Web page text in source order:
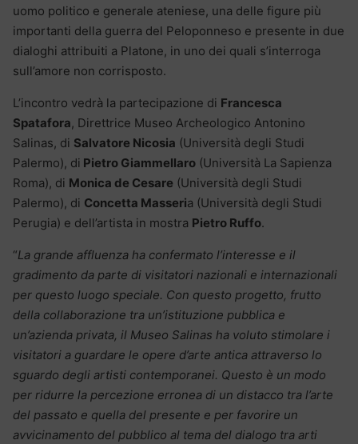
uomo politico e generale ateniese, una delle figure più
importanti della guerra del Peloponneso e presente in due
dialoghi attribuiti a Platone, in uno dei quali s’interroga
sull’amore non corrisposto.
L’incontro vedrà la partecipazione di Francesca
Spatafora, Direttrice Museo Archeologico Antonino
Salinas, di Salvatore Nicosia (Università degli Studi
Palermo), di Pietro Giammellaro (Università La Sapienza
Roma), di Monica de Cesare (Università degli Studi
Palermo), di Concetta Masseria (Università degli Studi
Perugia) e dell’artista in mostra Pietro Ruffo.
“La grande affluenza ha confermato l’interesse e il
gradimento da parte di visitatori nazionali e internazionali
per questo luogo speciale. Con questo progetto, frutto
della collaborazione tra un’istituzione pubblica e
un’azienda privata, il Museo Salinas ha voluto stimolare i
visitatori a guardare le opere d’arte antica attraverso lo
sguardo degli artisti contemporanei. Questo è un modo
per ridurre la percezione erronea di un distacco tra l’arte
del passato e quella del presente e per favorire un
avvicinamento del pubblico al tema del dialogo tra arti